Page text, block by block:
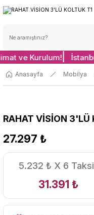
ve Kurulum!
Anasayfa Mobilya
RAHAT VİSİON 3'LÜ
27.297 ₺
5.232 ₺ X 6
31.391 ₺